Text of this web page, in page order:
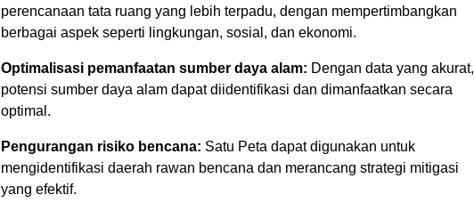
perencanaan tata ruang yang lebih terpadu, dengan mempertimbangkan
berbagai aspek seperti lingkungan, sosial, dan ekonomi.
Optimalisasi pemanfaatan sumber daya alam: Dengan data yang akurat,
potensi sumber daya alam dapat diidentifikasi dan dimanfaatkan secara
optimal.
Pengurangan risiko bencana: Satu Peta dapat digunakan untuk
mengidentifikasi daerah rawan bencana dan merancang strategi mitigasi
yang efektif.